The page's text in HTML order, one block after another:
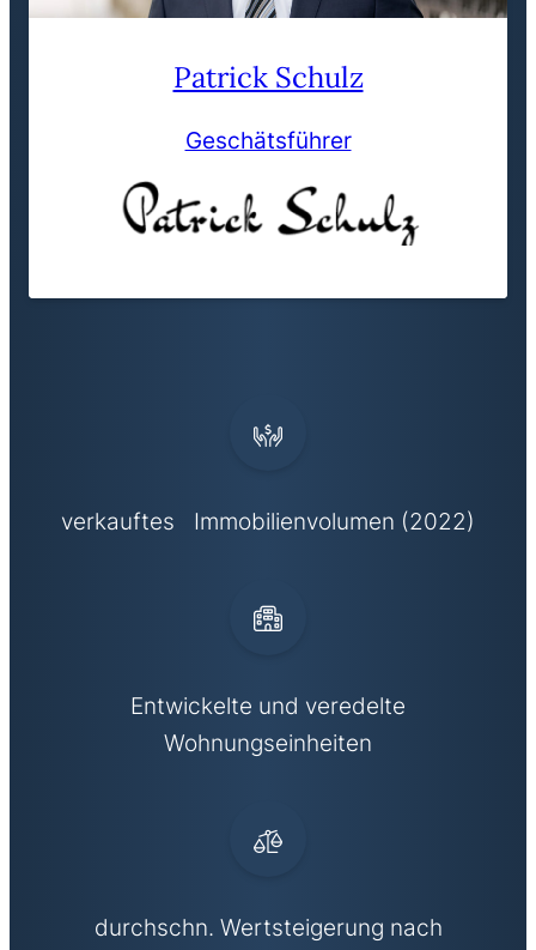
Patrick Schulz
Geschätsführer
verkauftes Immobilienvolumen (2022)
Entwickelte und veredelte
Wohnungseinheiten
durchschn. Wertsteigerung nach